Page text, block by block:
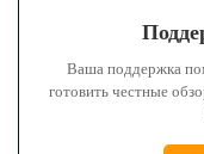
Ваша поддержка
готовить честные